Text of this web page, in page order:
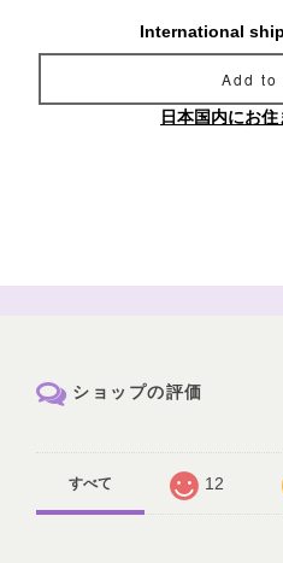
International
Add to
日本国内にお
ショップの評価
すべて 12